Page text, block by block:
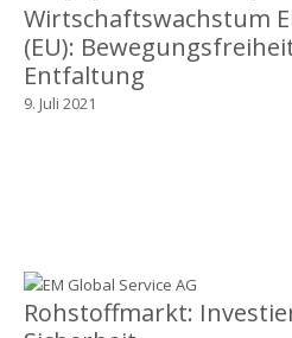
Wirtschaftswachstum
(EU):
Entfaltung
9. Juli 2021
Rohstoffmarkt: